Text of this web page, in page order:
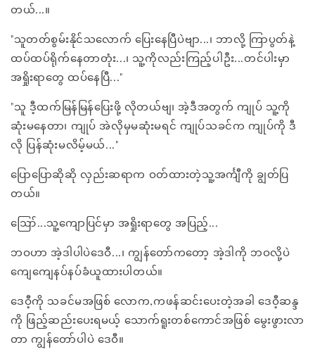
တယ်...။
"သူတတ်စွမ်းနိုင်သလောက် ပြေးနေပြီပဲဗျာ...၊ ဘာလို့ ကြာပွတ်နဲ့
ထပ်ထပ်ရိုက်နေတာတုံး...၊ သူ့ကိုလည်းကြည့်ပါဦး...တင်ပါးမှာ
အရှိုးရာတွေ ထပ်နေပြီ..."
"သူ ဒီ့ထက်မြန်မြန်ပြေးဖို့ လိုတယ်ဗျ၊ အဲ့ဒီအတွက် ကျုပ် သူ့ကို
ဆုံးမနေတာ၊ ကျုပ် အဲလိုမှမဆုံးမရင် ကျုပ်သခင်က ကျုပ်ကို ဒီ
လို ပြန်ဆုံးမလိမ့်မယ်..."
ပြောပြောဆိုဆို လှည်းဆရာက ဝတ်ထားတဲ့သူ့အင်္ကျီကို ချွတ်ပြ
တယ်။
ဪ...သူ့ကျောပြင်မှာ အရှိုးရာတွေ အပြည့်...
ဘဝဟာ အဲ့ဒါပါပဲဒေဝီ...၊ ကျွန်တော်ကတော့ အဲ့ဒါကို ဘဝလို့ပဲ
ကျေကျေနပ်နပ်ခံယူထားပါတယ်။
ဒေဝီ့ကို သခင်မအဖြစ် လောက,ကဖန်ဆင်းပေးတဲ့အခါ ဒေဝီ့ဆန္ဒ
ကို ဖြည့်ဆည်းပေးရမယ့် သောက်ရူးတစ်ကောင်အဖြစ် မွေးဖွားလာ
တာ ကျွန်တော်ပါပဲ ဒေဝီ။